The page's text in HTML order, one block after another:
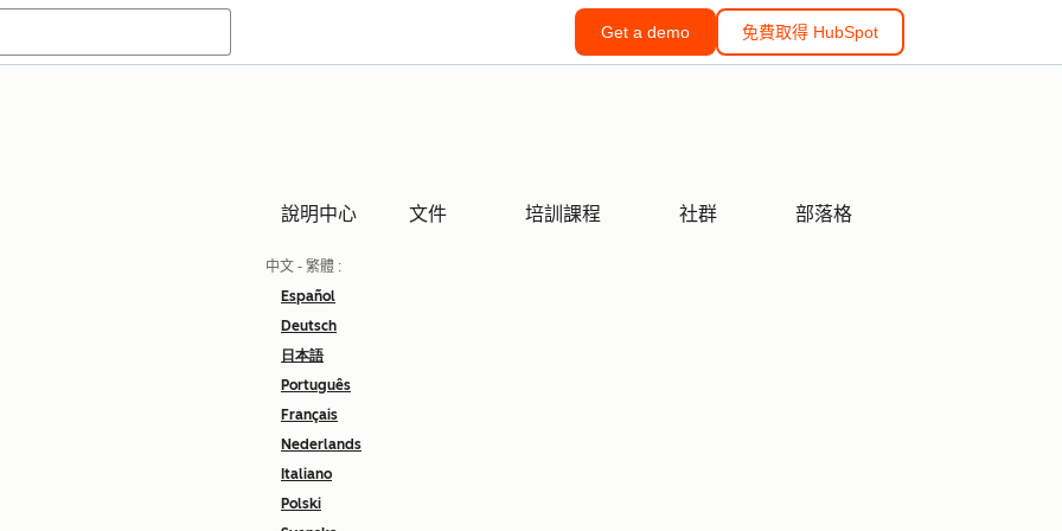
Get a demo 免費取得 HubSpot
說明中心 文件 培訓課程 社群 部落格
中文 - 繁體 :
Español
Deutsch
日本語
Português
Français
Nederlands
Italiano
Polski